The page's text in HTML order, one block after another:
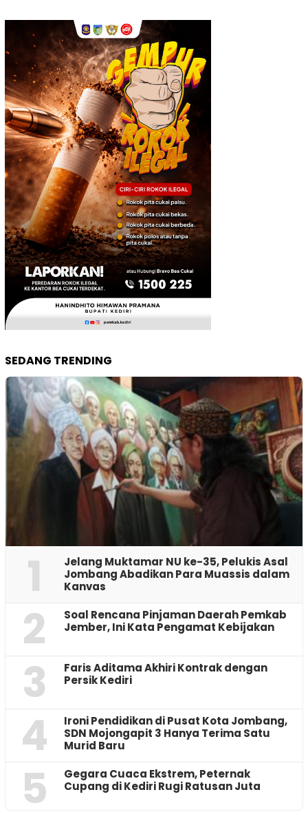
SEDANG TRENDING
1
Jelang Muktamar NU ke-35, Pelukis Asal
Jombang Abadikan Para Muassis dalam
Kanvas
2
‎Soal Rencana Pinjaman Daerah Pemkab
Jember, Ini Kata Pengamat Kebijakan ‎
3
Faris Aditama Akhiri Kontrak dengan
Persik Kediri
4
Ironi Pendidikan di Pusat Kota Jombang,
SDN Mojongapit 3 Hanya Terima Satu
Murid Baru
5
‎Gegara Cuaca Ekstrem, Peternak
Cupang di Kediri Rugi Ratusan Juta